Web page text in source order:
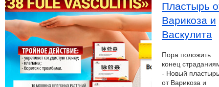
Пластырь
Варикоза и
Васкулита
Пора положить
конец
- Новый пластырь
от Варикоза и